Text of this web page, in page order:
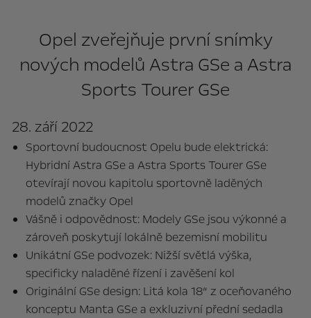
Opel zveřejňuje první snímky
nových modelů Astra GSe a Astra
Sports Tourer GSe
28. září 2022
Sportovní budoucnost Opelu bude elektrická:
Hybridní Astra GSe a Astra Sports Tourer GSe
otevírají novou kapitolu sportovně laděných
modelů značky Opel
Vášně i odpovědnost: Modely GSe jsou výkonné a
zároveň poskytují lokálně bezemisní mobilitu
Unikátní GSe podvozek: Nižší světlá výška,
specificky naladěné řízení i zavěšení kol
Originální GSe design: Litá kola 18“ z oceňovaného
konceptu Manta GSe a exkluzivní přední sedadla